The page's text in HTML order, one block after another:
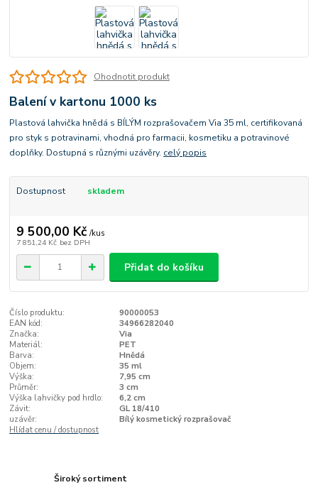
Ohodnotit produkt
Balení v kartonu 1000 ks
Plastová lahvička hnědá s BÍLÝM rozprašovačem Via 35 ml, certifikovaná
pro styk s potravinami, vhodná pro farmacii, kosmetiku a potravinové
doplňky. Dostupná s různými uzávěry. celý popis
Dostupnost skladem
9 500,00 Kč /kus
7 851,24 Kč bez DPH
Přidat do košíku
Číslo produktu:
90000053
EAN kód:
34966282040
Značka:
Via
Materiál:
PET
Barva:
Hnědá
Objem:
35 ml
Výška:
7,95 cm
Průměr:
3 cm
Výška lahvičky pod hrdlo:
6,2 cm
Závit:
GL 18/410
uzávěr:
Bílý kosmetický rozprašovač
Hlídat cenu / dostupnost
Široký sortiment